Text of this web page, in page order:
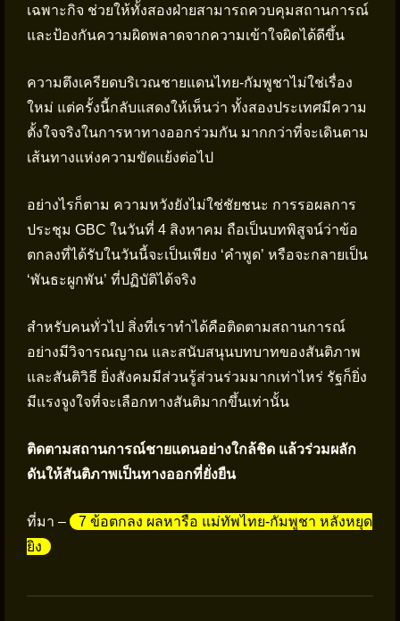
เฉพาะกิจ ช่วยให้ทั้งสองฝ่ายสามารถควบคุมสถานการณ์
และป้องกันความผิดพลาดจากความเข้าใจผิดได้ดีขึ้น
ความตึงเครียดบริเวณชายแดนไทย-กัมพูชาไม่ใช่เรื่อง
ใหม่ แต่ครั้งนี้กลับแสดงให้เห็นว่า ทั้งสองประเทศมีความ
ตั้งใจจริงในการหาทางออกร่วมกัน มากกว่าที่จะเดินตาม
เส้นทางแห่งความขัดแย้งต่อไป
อย่างไรก็ตาม ความหวังยังไม่ใช่ชัยชนะ การรอผลการ
ประชุม GBC ในวันที่ 4 สิงหาคม ถือเป็นบทพิสูจน์ว่าข้อ
ตกลงที่ได้รับในวันนี้จะเป็นเพียง ‘คำพูด’ หรือจะกลายเป็น
‘พันธะผูกพัน’ ที่ปฏิบัติได้จริง
สำหรับคนทั่วไป สิ่งที่เราทำได้คือติดตามสถานการณ์
อย่างมีวิจารณญาณ และสนับสนุนบทบาทของสันติภาพ
และสันติวิธี ยิ่งสังคมมีส่วนรู้ส่วนร่วมมากเท่าไหร่ รัฐก็ยิ่ง
มีแรงจูงใจที่จะเลือกทางสันติมากขึ้นเท่านั้น
ติดตามสถานการณ์ชายแดนอย่างใกล้ชิด แล้วร่วมผลัก
ดันให้สันติภาพเป็นทางออกที่ยั่งยืน
ที่มา –
7 ข้อตกลง ผลหารือ แม่ทัพไทย-กัมพูชา หลังหยุด
ยิง